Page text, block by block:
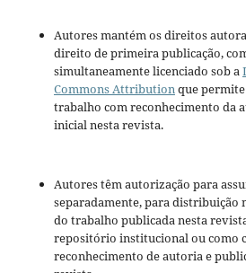
Autores mantém os direitos
direito de primeira publicação,
simultaneamente licenciado sob a
Commons Attributionque
trabalho com reconhecimento da
inicial nesta revista.
Autores têm autorização para
separadamente, para distribuição
do trabalho publicada nesta
repositório institucional ou como
reconhecimento de autoria e